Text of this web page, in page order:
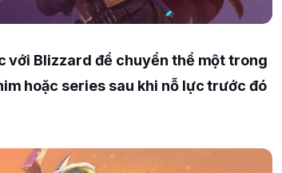
với Blizzard để chuyển thể một trong
hoặc series sau khi nỗ lực trước đó